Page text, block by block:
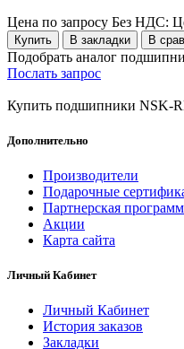
Цена по запросу Без НДС:
Купить В закладки В
Подобрать аналог
Послать запрос
Купить подшипники NSK-
Дополнительно
Производители
Подарочные
Партнерская
Акции
Карта сайта
Личный Кабинет
Личный Кабинет
История заказов
Закладки